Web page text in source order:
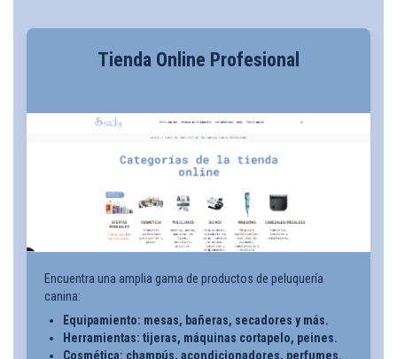
Tienda Online Profesional
Encuentra una amplia gama de productos de peluquería
canina:
Equipamiento: mesas, bañeras, secadores y más.
Herramientas: tijeras, máquinas cortapelo, peines.
Cosmética: champús, acondicionadores, perfumes.